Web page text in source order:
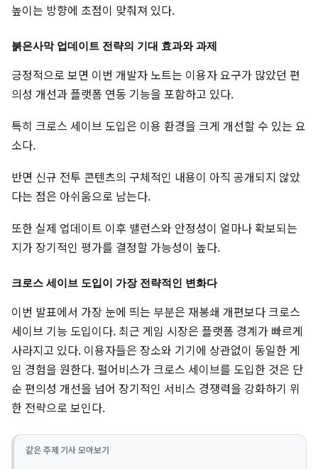
높이는 방향에 초점이 맞춰져 있다.
붉은사막 업데이트 전략의 기대 효과와 과제
긍정적으로 보면 이번 개발자 노트는 이용자 요구가 많았던 편
의성 개선과 플랫폼 연동 기능을 포함하고 있다.
특히 크로스 세이브 도입은 이용 환경을 크게 개선할 수 있는 요
소다.
반면 신규 전투 콘텐츠의 구체적인 내용이 아직 공개되지 않았
다는 점은 아쉬움으로 남는다.
또한 실제 업데이트 이후 밸런스와 안정성이 얼마나 확보되는
지가 장기적인 평가를 결정할 가능성이 높다.
크로스 세이브 도입이 가장 전략적인 변화다
이번 발표에서 가장 눈에 띄는 부분은 재봉쇄 개편보다 크로스
세이브 기능 도입이다. 최근 게임 시장은 플랫폼 경계가 빠르게
사라지고 있다. 이용자들은 장소와 기기에 상관없이 동일한 게
임 경험을 원한다. 펄어비스가 크로스 세이브를 도입한 것은 단
순 편의성 개선을 넘어 장기적인 서비스 경쟁력을 강화하기 위
한 전략으로 보인다.
같은 주제 기사 모아보기